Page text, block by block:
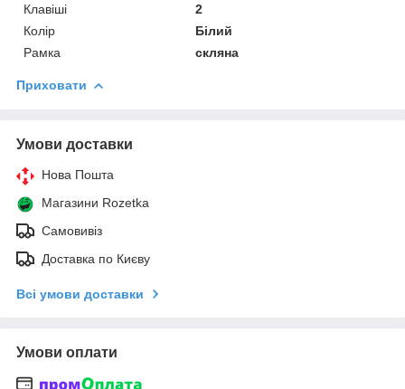
Клавіші
2
Колір
Білий
Рамка
скляна
Приховати
Умови доставки
Нова Пошта
Магазини Rozetka
Самовивіз
Доставка по Києву
Всі умови доставки
Умови оплати